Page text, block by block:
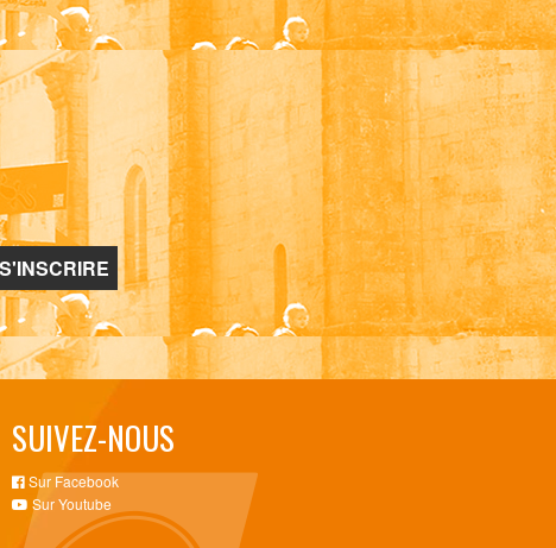
SUIVEZ-NOUS
Sur Facebook
Sur Youtube